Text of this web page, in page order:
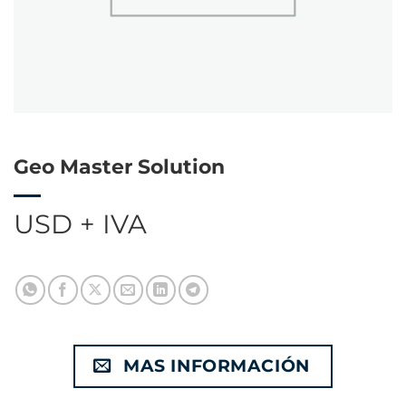
Geo Master Solution
USD + IVA
MAS INFORMACIÓN